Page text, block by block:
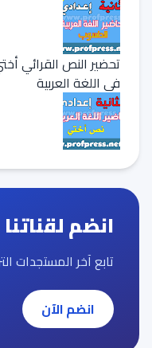
تحضير النص القرائي
في اللغة العربية
انضم لقناتنا
تابع آخر المستجدات
انضم الآن